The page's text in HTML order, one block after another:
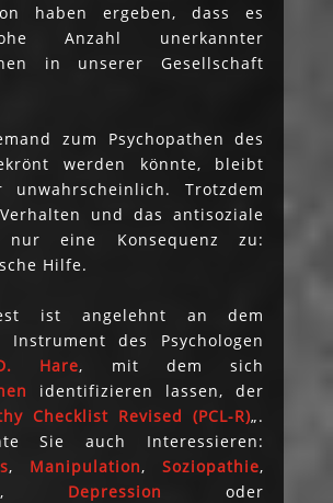
haben ergeben, dass es
Anzahl unerkannter
in unserer Gesellschaft
zum Psychopathen des
werden könnte, bleibt
unwahrscheinlich. Trotzdem
und das antisoziale
nur eine Konsequenz zu:
Hilfe.
ist angelehnt an dem
Instrument des Psychologen
Hare, mit dem sich
identifizieren lassen, der
Checklist Revised (PCL-R)„.
Sie auch Interessieren:
, Manipulation,Soziopathie,
, Depression
oder